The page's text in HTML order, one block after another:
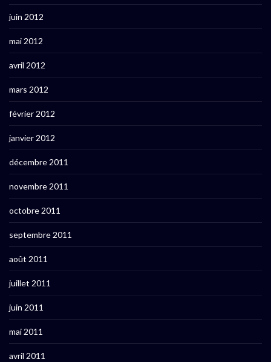
juin 2012
mai 2012
avril 2012
mars 2012
février 2012
janvier 2012
décembre 2011
novembre 2011
octobre 2011
septembre 2011
août 2011
juillet 2011
juin 2011
mai 2011
avril 2011